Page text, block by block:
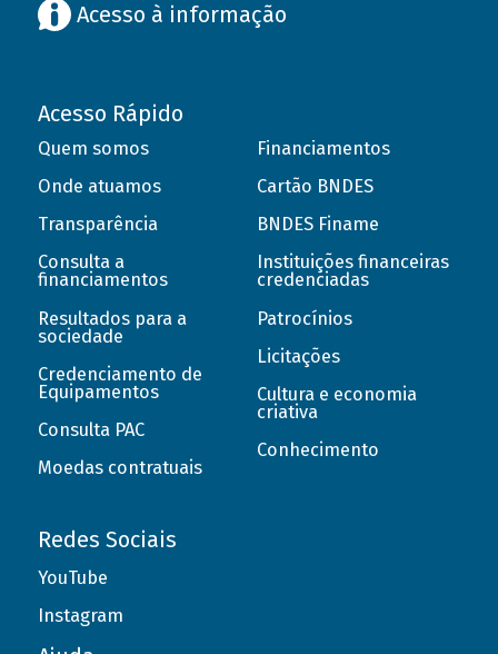
Acesso à informação
Acesso Rápido
Quem somos
Onde atuamos
Transparência
Consulta a
financiamentos
Resultados para a
sociedade
Credenciamento de
Equipamentos
Consulta PAC
Moedas contratuais
Financiamentos
Cartão BNDES
BNDES Finame
Instituições financeiras
credenciadas
Patrocínios
Licitações
Cultura e economia
criativa
Conhecimento
Redes Sociais
YouTube
Instagram